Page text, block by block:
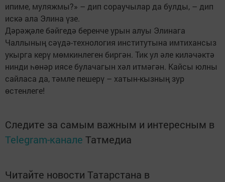
ипиме, муляжмы?» – дип сораучылар да булды, – дип
искә ала Элина үзе.
Дәрәҗәле бәйгедә беренче урын алуы Элинага
Чаллының сәүдә-технология институтына имтихансыз
укырга керү мөмкинлеген биргән. Тик ул әле киләчәктә
нинди һөнәр иясе булачагын хәл итмәгән. Кайсы юлны
сайласа да, тәмле пешерү – хатын-кызның зур
өстенлеге!
Следите за самым важным и интересным в
Telegram-канале Татмедиа
Читайте новости Татарстана в